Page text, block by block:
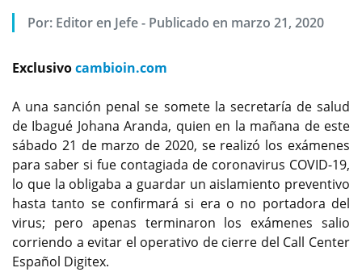
Por: Editor en Jefe- Publicado en marzo 21, 2020
Exclusivocambioin.com
A una sanción penal se somete la secretaría de salud
de Ibagué Johana Aranda, quien en la mañana de este
sábado 21 de marzo de 2020, se realizó los exámenes
para saber si fue contagiada de coronavirus COVID-19,
lo que la obligaba a guardar un aislamiento preventivo
hasta tanto se confirmará si era o no portadora del
virus; pero apenas terminaron los exámenes salio
corriendo a evitar el operativo de cierre del Call Center
Español Digitex.